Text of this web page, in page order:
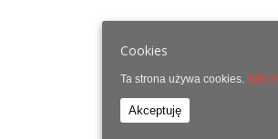
Cookies
Ta strona używa cookies.
Akceptuję